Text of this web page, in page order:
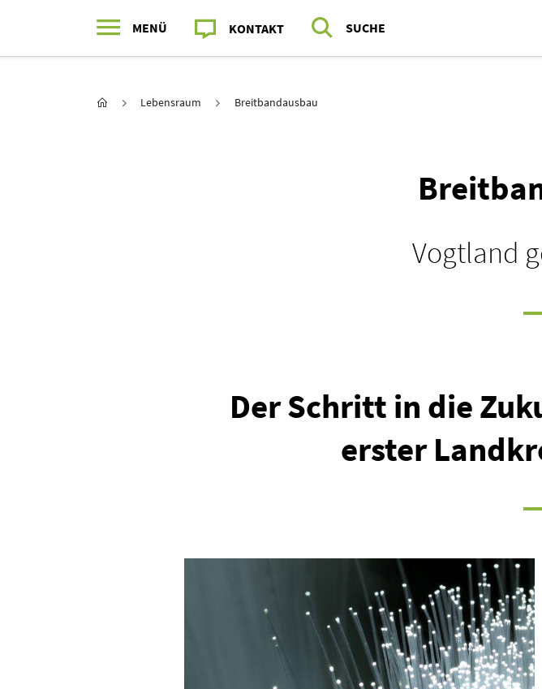
MENÜ KONTAKT SUCHE
Sie sind hier:
StartseiteLebensraum Breitbandausbau
Vogtland
Der Schritt in die
erster